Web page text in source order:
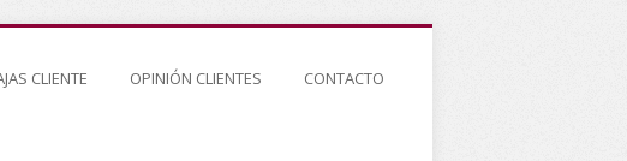
CLIENTE OPINIÓN CLIENTES CONTACTO